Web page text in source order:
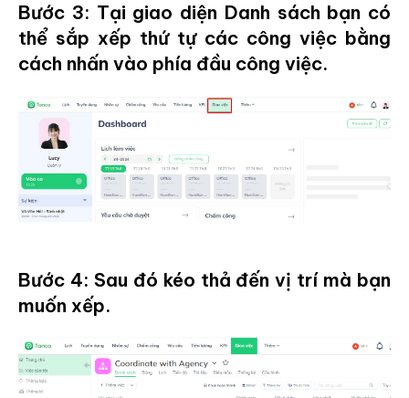
Bước 3: Tại giao diện Danh sách bạn có
thể sắp xếp thứ tự các công việc bằng
cách nhấn vào phía đầu công việc.
Bước 4: Sau đó kéo thả đến vị trí mà bạn
muốn xếp.